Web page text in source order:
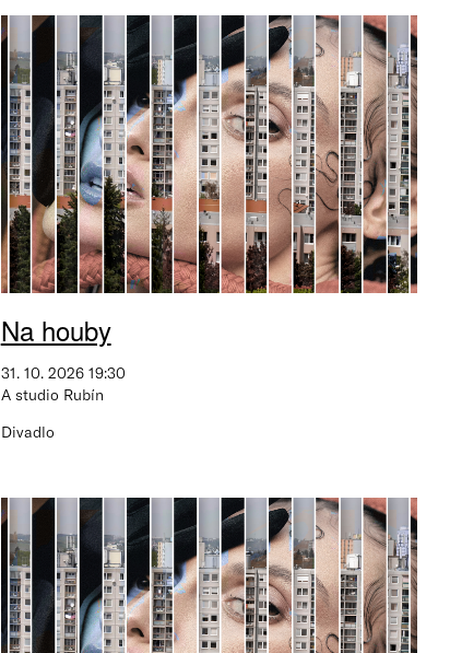
Na houby
31. 10. 2026 19:30
A studio Rubín
Divadlo